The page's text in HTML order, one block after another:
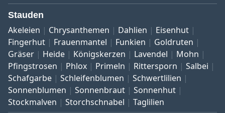
Stauden
Akeleien Chrysanthemen Dahlien
Eisenhut
Fingerhut
Frauenmantel Funkien
Goldruten
Gräser
Heide Königskerzen Lavendel
Mohn
Pfingstrosen
Phlox Primeln Rittersporn
Salbei
Schafgarbe
Schleifenblumen
Schwertlilien
Sonnenblumen
Sonnenbraut
Sonnenhut
Stockmalven
Storchschnabel Taglilien